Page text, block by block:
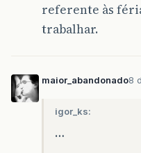
referente às
trabalhar.
maior_abandonado8
igor_ks:
…